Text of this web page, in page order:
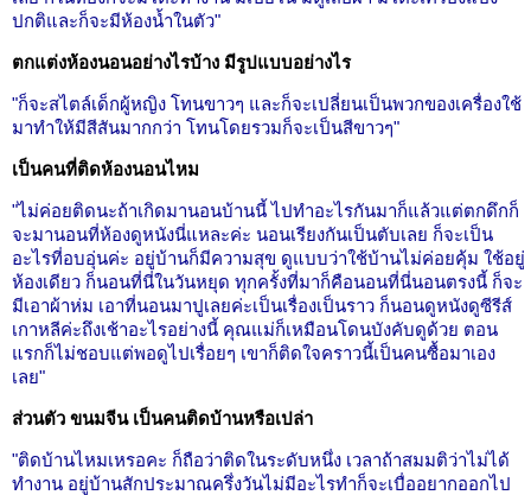
ปกติและก็จะมีห้องน้ำในตัว"
ตกแต่งห้องนอนอย่างไรบ้าง มีรูปแบบอย่างไร
"ก็จะสไตล์เด็กผู้หญิง โทนขาวๆ และก็จะเปลี่ยนเป็นพวกของเครื่องใช้
มาทำให้มีสีสันมากกว่า โทนโดยรวมก็จะเป็นสีขาวๆ"
เป็นคนที่ติดห้องนอนไหม
"ไม่ค่อยติดนะถ้าเกิดมานอนบ้านนี้ ไปทำอะไรกันมาก็แล้วแต่ตกดึกก็
จะมานอนที่ห้องดูหนังนี่แหละค่ะ นอนเรียงกันเป็นตับเลย ก็จะเป็น
อะไรที่อบอุ่นค่ะ อยู่บ้านก็มีความสุข ดูแบบว่าใช้บ้านไม่ค่อยคุ้ม ใช้อยู่
ห้องเดียว ก็นอนที่นี่ในวันหยุด ทุกครั้งที่มาก็คือนอนที่นี่นอนตรงนี้ ก็จะ
มีเอาผ้าห่ม เอาที่นอนมาปูเลยค่ะเป็นเรื่องเป็นราว ก็นอนดูหนังดูซีรีส์
เกาหลีค่ะถึงเช้าอะไรอย่างนี้ คุณแม่ก็เหมือนโดนบังคับดูด้วย ตอน
แรกก็ไม่ชอบแต่พอดูไปเรื่อยๆ เขาก็ติดใจคราวนี้เป็นคนซื้อมาเอง
เลย"
ส่วนตัว ขนมจีน เป็นคนติดบ้านหรือเปล่า
"ติดบ้านไหมเหรอคะ ก็ถือว่าติดในระดับหนึ่ง เวลาถ้าสมมติว่าไม่ได้
ทำงาน อยู่บ้านสักประมาณครึ่งวันไม่มีอะไรทำก็จะเบื่ออยากออกไป